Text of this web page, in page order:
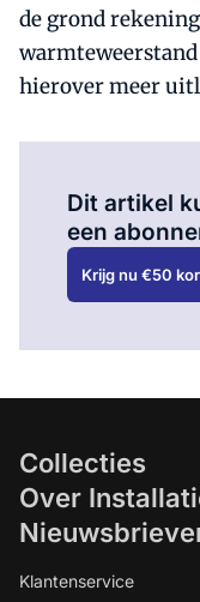
de grond
hierover meer
Dit artikel
een
Krijg nu €50
Collecties
Over
Klantenservice